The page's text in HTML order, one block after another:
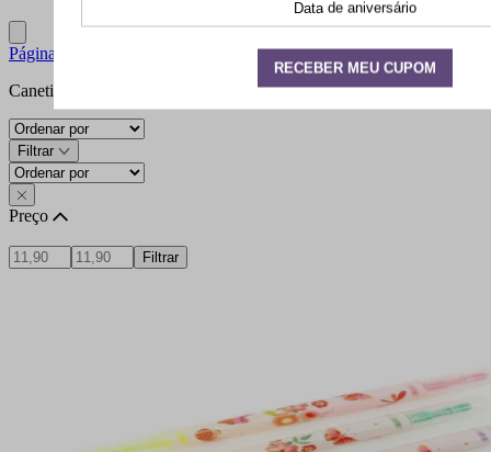
Página inicial
Canetinhas
Canetinhas
Filtrar
Preço
Filtrar